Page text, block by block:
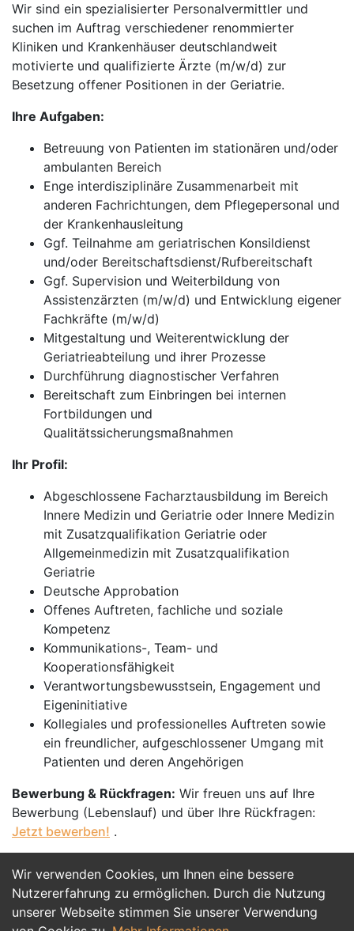
Wir verwenden Cookies, um Ihnen eine bessere
Nutzererfahrung zu ermöglichen. Durch die Nutzung
unserer Webseite stimmen Sie unserer Verwendung
Wir sind ein spezialisierter Personalvermittler und
suchen im Auftrag verschiedener renommierter
Kliniken und Krankenhäuser deutschlandweit
motivierte und qualifizierte Ärzte (m/w/d) zur
Besetzung offener Positionen in der Geriatrie.
Ihre Aufgaben:
Betreuung von Patienten im stationären und/oder
ambulanten Bereich
Enge interdisziplinäre Zusammenarbeit mit
anderen Fachrichtungen, dem Pflegepersonal und
der Krankenhausleitung
Ggf. Teilnahme am geriatrischen Konsildienst
und/oder Bereitschaftsdienst/Rufbereitschaft
Ggf. Supervision und Weiterbildung von
Assistenzärzten (m/w/d) und Entwicklung eigener
Fachkräfte (m/w/d)
Mitgestaltung und Weiterentwicklung der
Geriatrieabteilung und ihrer Prozesse
Durchführung diagnostischer Verfahren
Bereitschaft zum Einbringen bei internen
Fortbildungen und
Qualitätssicherungsmaßnahmen
Ihr Profil:
Abgeschlossene Facharztausbildung im Bereich
Innere Medizin und Geriatrie oder Innere Medizin
mit Zusatzqualifikation Geriatrie oder
Allgemeinmedizin mit Zusatzqualifikation
Geriatrie
Deutsche Approbation
Offenes Auftreten, fachliche und soziale
Kompetenz
Kommunikations-, Team- und
Kooperationsfähigkeit
Verantwortungsbewusstsein, Engagement und
Eigeninitiative
Kollegiales und professionelles Auftreten sowie
ein freundlicher, aufgeschlossener Umgang mit
Patienten und deren Angehörigen
Bewerbung & Rückfragen: Wir freuen uns auf Ihre
Bewerbung (Lebenslauf) und über Ihre Rückfragen:
Jetzt bewerben! .
Jetzt Bewerben